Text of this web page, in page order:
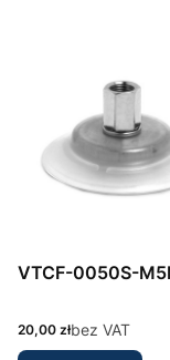
Cena
20,00 złbez VAT